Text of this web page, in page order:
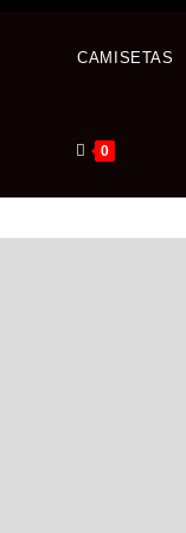
CAMISETAS
0